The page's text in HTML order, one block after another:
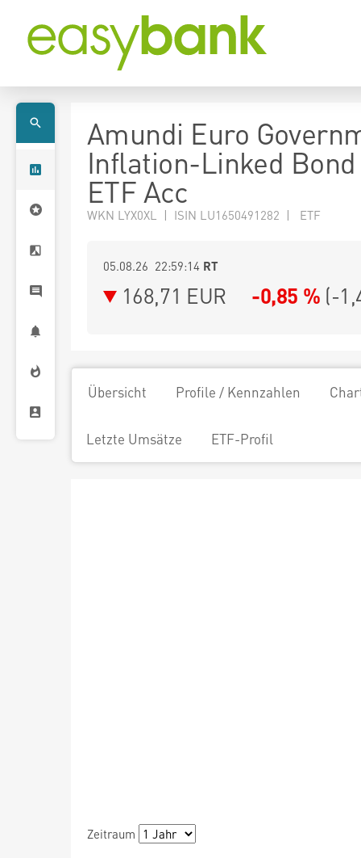
Amundi Euro
Inflation-Linked Bond
ETF Acc
WKN LYX0XL | ISIN LU1650491282 | ETF
05.08.26 22:59:14 RT
168,71 EUR -0,85 % (-
Übersicht Profile / Kennzahlen
Letzte Umsätze ETF-Profil
Zeitraum